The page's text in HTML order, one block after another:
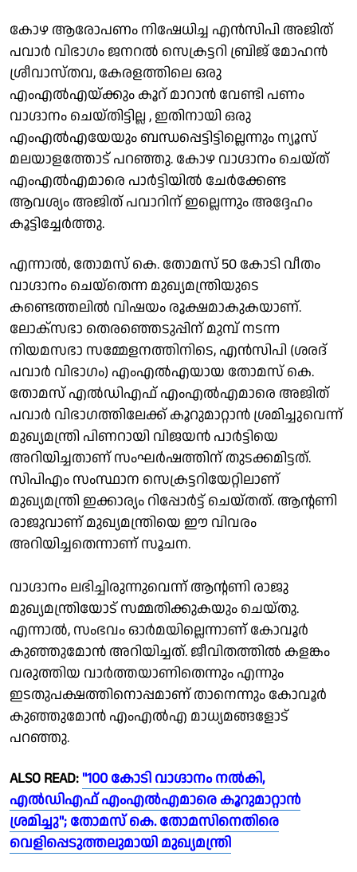
കോഴ ആരോപണം നിഷേധിച്ച എൻസിപി അജിത്
പവാർ വിഭാഗം ജനറൽ സെക്രട്ടറി ബ്രിജ് മോഹൻ
ശ്രീവാസ്തവ, കേരളത്തിലെ ഒരു
എംഎൽഎയ്ക്കും കൂറ് മാറാൻ വേണ്ടി പണം
വാഗ്ദാനം ചെയ്തിട്ടില്ല , ഇതിനായി ഒരു
എംഎൽഎയേയും ബന്ധപ്പെട്ടിട്ടില്ലെന്നും ന്യൂസ്
മലയാളത്തോട് പറഞ്ഞു. കോഴ വാഗ്ദാനം ചെയ്ത്
എംഎൽഎമാരെ പാർട്ടിയിൽ ചേർക്കേണ്ട
ആവശ്യം അജിത് പവാറിന് ഇല്ലെന്നും അദ്ദേഹം
കൂട്ടിച്ചേർത്തു.
എന്നാൽ, തോമസ് കെ. തോമസ് 50 കോടി വീതം
വാഗ്ദാനം ചെയ്തെന്ന മുഖ്യമന്ത്രിയുടെ
കണ്ടെത്തലിൽ വിഷയം രൂക്ഷമാകുകയാണ്.
ലോക്സഭാ തെരഞ്ഞെടുപ്പിന് മുമ്പ് നടന്ന
നിയമസഭാ സമ്മേളനത്തിനിടെ, എൻസിപി (ശരദ്
പവാർ വിഭാഗം) എംഎൽഎയായ തോമസ് കെ.
തോമസ് എൽഡിഎഫ് എംഎൽഎമാരെ അജിത്
പവാർ വിഭാഗത്തിലേക്ക് കൂറുമാറ്റാൻ ശ്രമിച്ചുവെന്ന്
മുഖ്യമന്ത്രി പിണറായി വിജയൻ പാർട്ടിയെ
അറിയിച്ചതാണ് സംഘ‍‍ർഷത്തിന് തുടക്കമിട്ടത്.
സിപിഎം സംസ്ഥാന സെക്രട്ടറിയേറ്റിലാണ്
മുഖ്യമന്ത്രി ഇക്കാര്യം റിപ്പോർട്ട് ചെയ്തത്. ആൻ്റണി
രാജുവാണ് മുഖ്യമന്ത്രിയെ ഈ വിവരം
അറിയിച്ചതെന്നാണ് സൂചന.
വാഗ്ദാനം ലഭിച്ചിരുന്നുവെന്ന് ആൻ്റണി രാജു
മുഖ്യമന്ത്രിയോട് സമ്മതിക്കുകയും ചെയ്തു.
എന്നാൽ, സംഭവം ഓർമയില്ലെന്നാണ് കോവൂർ
കുഞ്ഞുമോൻ അറിയിച്ചത്. ജീവിതത്തിൽ കളങ്കം
വരുത്തിയ വാർത്തയാണിതെന്നും എന്നും
ഇടതുപക്ഷത്തിനൊപ്പമാണ് താനെന്നും കോവൂർ
കുഞ്ഞുമോൻ എംഎൽഎ മാധ്യമങ്ങളോട്
പറഞ്ഞു.
ALSO READ: "100 കോടി വാഗ്ദാനം നൽകി,
എൽഡിഎഫ് എംഎൽഎമാരെ കൂറുമാറ്റാൻ
ശ്രമിച്ചു"; തോമസ് കെ. തോമസിനെതിരെ
വെളിപ്പെടുത്തലുമായി മുഖ്യമന്ത്രി